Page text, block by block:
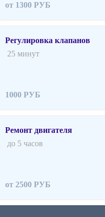
от 1300 РУБ
Регулировка клапанов
25 минут
1000 РУБ
Ремонт двигателя
до 5 часов
от 2500 РУБ